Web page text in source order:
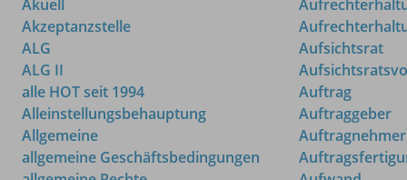
Akuell
Akzeptanzstelle
ALG
ALG II
alle HOT seit 1994
Alleinstellungsbehauptung
Allgemeine
allgemeine Geschäftsbedingungen
Aufsichtsrat
Auftrag
Auftraggeber
Auftragnehmer